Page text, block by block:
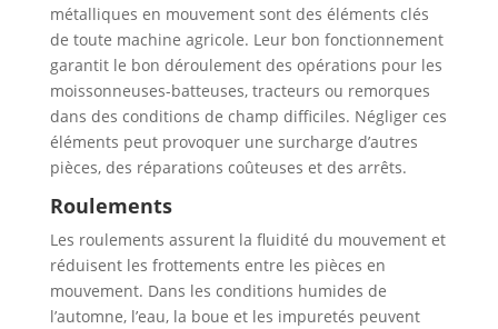
métalliques en mouvement sont des éléments clés
de toute machine agricole. Leur bon fonctionnement
garantit le bon déroulement des opérations pour les
moissonneuses-batteuses, tracteurs ou remorques
dans des conditions de champ difficiles. Négliger ces
éléments peut provoquer une surcharge d’autres
pièces, des réparations coûteuses et des arrêts.
Roulements
Les roulements assurent la fluidité du mouvement et
réduisent les frottements entre les pièces en
mouvement. Dans les conditions humides de
l’automne, l’eau, la boue et les impuretés peuvent